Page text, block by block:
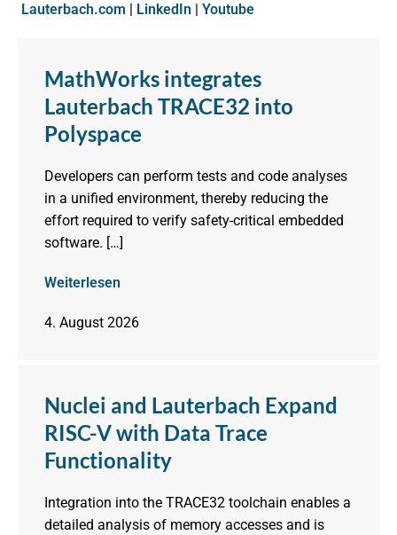
Lauterbach.com LinkedIn Youtube
MathWorks integrates
Lauterbach TRACE32 into
Polyspace
Developers can perform tests and code analyses
in a unified environment, thereby reducing the
effort required to verify safety-critical embedded
software. […]
Weiterlesen
4. August 2026
Nuclei and Lauterbach Expand
RISC-V with Data Trace
Functionality
Integration into the TRACE32 toolchain enables a
detailed analysis of memory accesses and is